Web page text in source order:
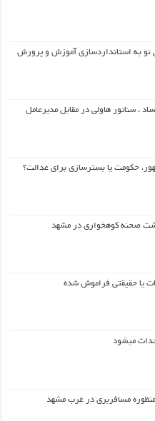
نو به استانداردسازی آموزش و پرورش
، سناتور هاولی در مقابل مدیرعامل
حکومت یا بسترسازی برای عدالت؟
پشت صحنه کوهخواری در مشهد
یا حقیقتی فراموش شده
میشود
مسافربری در غرب مشهد